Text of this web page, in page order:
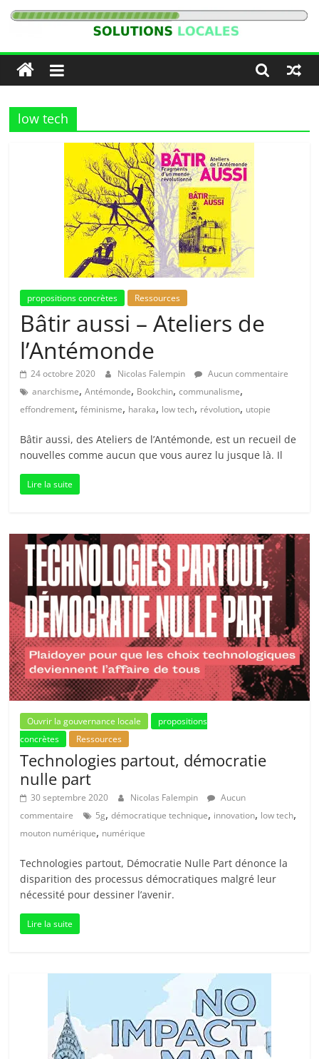
Passer
Solutions
Locales
low tech
propositions concrètes Ressources
Bâtir aussi – Ateliers de
l’Antémonde
24 octobre 2020 Nicolas Falempin
Aucun commentaire
anarchisme,Antémonde, Bookchin,communalisme,
effondrement,féminisme, haraka, low tech, révolution, utopie
Bâtir aussi, des Ateliers de l’Antémonde, est un recueil de
nouvelles comme aucun que vous aurez lu jusque là. Il
Lire la suite
Ouvrir la gouvernance locale
propositions
concrètes
Ressources
Technologies partout, démocratie
nulle part
30 septembre 2020 Nicolas Falempin
Aucun
commentaire
5g,démocratique technique, innovation, low tech,
mouton numérique, numérique
Technologies partout, Démocratie Nulle Part dénonce la
disparition des processus démocratiques malgré leur
nécessité pour dessiner l’avenir.
Lire la suite